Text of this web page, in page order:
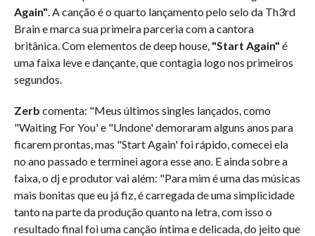
Again". A canção é o quarto lançamento pelo selo da Th3rd
Brain e marca sua primeira parceria com a cantora
britânica. Com elementos de deep house, "Start Again" é
uma faixa leve e dançante, que contagia logo nos primeiros
segundos.
Zerb comenta: "Meus últimos singles lançados, como
"Waiting For You' e "Undone' demoraram alguns anos para
ficarem prontas, mas "Start Again' foi rápido, comecei ela
no ano passado e terminei agora esse ano. E ainda sobre a
faixa, o dj e produtor vai além: "Para mim é uma das músicas
mais bonitas que eu já fiz, é carregada de uma simplicidade
tanto na parte da produção quanto na letra, com isso o
resultado final foi uma canção íntima e delicada, do jeito que